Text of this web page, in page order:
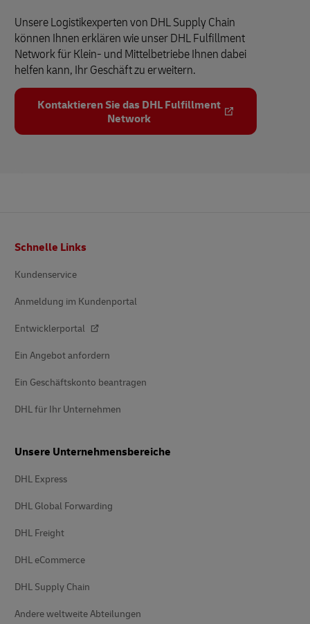
Unsere Logistikexperten von DHL Supply Chain
können Ihnen erklären wie unser DHL Fulfillment
Network für Klein- und Mittelbetriebe Ihnen dabei
helfen kann, Ihr Geschäft zu erweitern.
Kontaktieren Sie das DHL Fulfillment
Network
Schnelle Links
Kundenservice
Anmeldung im Kundenportal
Entwicklerportal
Ein Angebot anfordern
Ein Geschäftskonto beantragen
DHL für Ihr Unternehmen
Unsere Unternehmensbereiche
DHL Express
DHL Global Forwarding
DHL Freight
DHL eCommerce
DHL Supply Chain
Andere weltweite Abteilungen